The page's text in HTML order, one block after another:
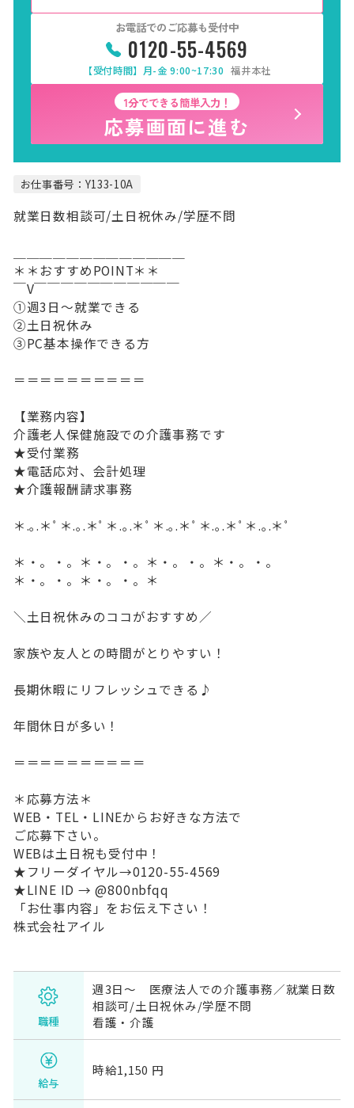
お電話でのご応募も受付中
0120-55-4569
【受付時間】月-金 9:00~17:30 福井本社
1分でできる簡単入力！
応募画面に進む
お仕事番号：Y133-10A
就業日数相談可/土日祝休み/学歴不問
＊＊おすすめPOINT＊＊
￣V￣￣￣￣￣￣￣￣￣￣￣
①週3日～就業できる
②土日祝休み
③PC基本操作できる方
＝＝＝＝＝＝＝＝＝＝
【業務内容】
介護老人保健施設での介護事務です
★受付業務
★電話応対、会計処理
★介護報酬請求事務
＊.｡.＊ﾟ＊.｡.＊ﾟ＊.｡.＊ﾟ＊.｡.＊ﾟ＊.｡.＊ﾟ＊.｡.＊ﾟ
＊・。・。＊・。・。＊・。・。＊・。・。
＊・。・。＊・。・。＊
＼土日祝休みのココがおすすめ／
家族や友人との時間がとりやすい！
長期休暇にリフレッシュできる♪
年間休日が多い！
＝＝＝＝＝＝＝＝＝＝
＊応募方法＊
WEB・TEL・LINEからお好きな方法で
ご応募下さい。
WEBは土日祝も受付中！
★フリーダイヤル→0120-55-4569
★LINE ID → @800nbfqq
「お仕事内容」をお伝え下さい！
株式会社アイル
職種
週3日～ 医療法人での介護事務／就業日数
相談可/土日祝休み/学歴不問
看護・介護
給与
時給1,150 円